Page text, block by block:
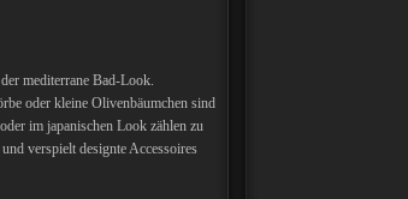
mediterrane Bad-Look.
oder kleine Olivenbäumchen sind
im japanischen Look zählen zu
verspielt designte Accessoires